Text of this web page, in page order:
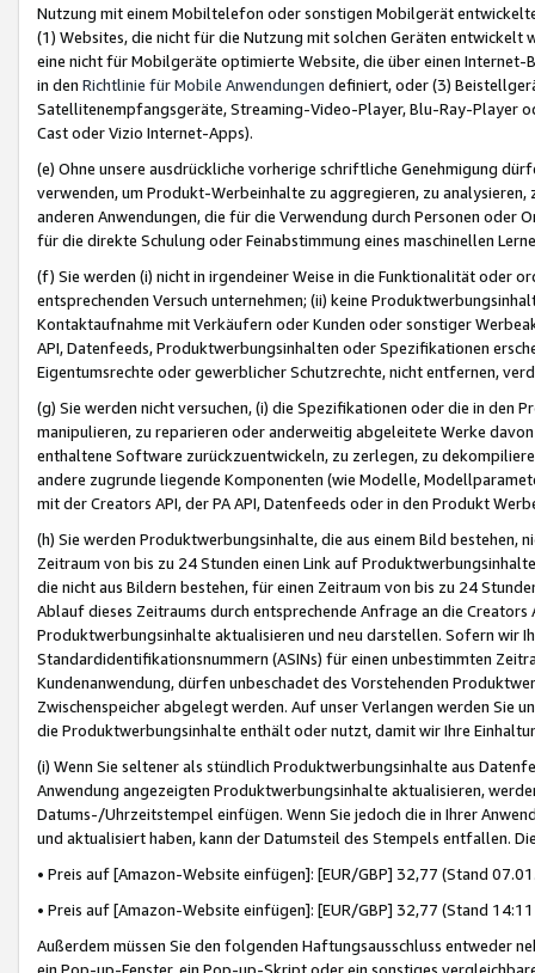
Nutzung mit einem Mobiltelefon oder sonstigen Mobilgerät
(1) Websites, die nicht für die Nutzung mit solchen Geräten
eine nicht für Mobilgeräte optimierte Website, die über einen
in den Richtlinie für Mobile Anwendungen definiert, oder (3)
Satellitenempfangsgeräte, Streaming-Video-Player, Blu-Ray-Player
Cast oder Vizio Internet-Apps).
(e) Ohne unsere ausdrückliche vorherige schriftliche Genehmigung
verwenden, um Produkt-Werbeinhalte zu aggregieren, zu
anderen Anwendungen, die für die Verwendung durch Personen
für die direkte Schulung oder Feinabstimmung eines maschinellen
(f) Sie werden (i) nicht in irgendeiner Weise in die Funktionalität oder
entsprechenden Versuch unternehmen; (ii) keine
Kontaktaufnahme mit Verkäufern oder Kunden oder sonstiger
API, Datenfeeds, Produktwerbungsinhalten oder Spezifikationen
Eigentumsrechte oder gewerblicher Schutzrechte, nicht entfernen,
(g) Sie werden nicht versuchen, (i) die Spezifikationen oder die in
manipulieren, zu reparieren oder anderweitig abgeleitete Werke
enthaltene Software zurückzuentwickeln, zu zerlegen, zu
andere zugrunde liegende Komponenten (wie Modelle,
mit der Creators API, der PA API, Datenfeeds oder in den Produkt
(h) Sie werden Produktwerbungsinhalte, die aus einem Bild bestehen,
Zeitraum von bis zu 24 Stunden einen Link auf
die nicht aus Bildern bestehen, für einen Zeitraum von bis zu 24
Ablauf dieses Zeitraums durch entsprechende Anfrage an die
Produktwerbungsinhalte aktualisieren und neu darstellen. Sofern wir
Standardidentifikationsnummern (ASINs) für einen unbestimmten
Kundenanwendung, dürfen unbeschadet des Vorstehenden
Zwischenspeicher abgelegt werden. Auf unser Verlangen werden Sie
die Produktwerbungsinhalte enthält oder nutzt, damit wir Ihre
(i) Wenn Sie seltener als stündlich Produktwerbungsinhalte aus
Anwendung angezeigten Produktwerbungsinhalte aktualisieren,
Datums-/Uhrzeitstempel einfügen. Wenn Sie jedoch die in Ihrer
und aktualisiert haben, kann der Datumsteil des Stempels entfallen.
• Preis auf [Amazon-Website einfügen]: [EUR/GBP] 32,77 (Stand
• Preis auf [Amazon-Website einfügen]: [EUR/GBP] 32,77 (Stand
Außerdem müssen Sie den folgenden Haftungsausschluss entweder
ein Pop-up-Fenster, ein Pop-up-Skript oder ein sonstiges